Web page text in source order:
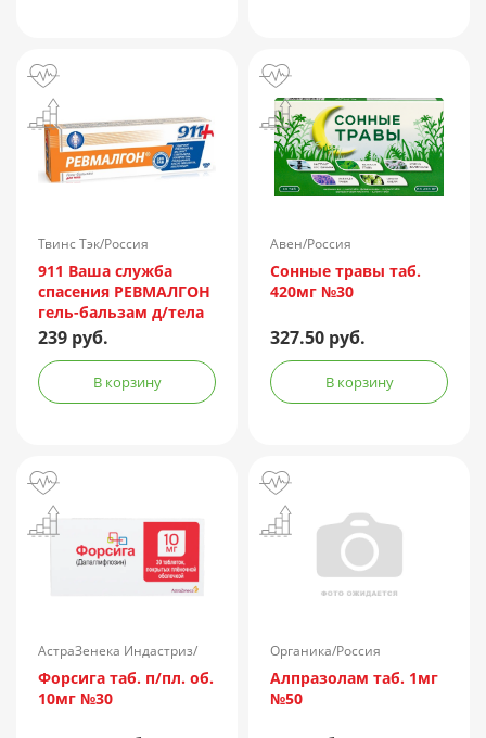
Твинс Тэк/Россия
911 Ваша служба
спасения РЕВМАЛГОН
гель-бальзам д/тела
100мл
239 руб.
В корзину
Авен/Россия
Сонные травы таб.
420мг №30
327.50 руб.
В корзину
АстраЗенека Индастриз/
Россия
Форсига таб. п/пл. об.
10мг №30
Органика/Россия
Алпразолам таб. 1мг
№50